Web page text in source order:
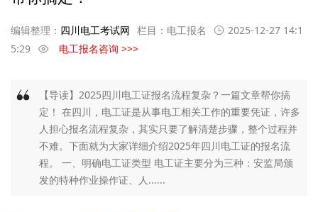
编辑整理： 四川电工考试网 栏目： 电工报名
2025-12-27 14:1
5:29
电工报名咨询 >>>
【导读】2025四川电工证报名流程复杂？一篇文章帮你搞
定！ 在四川，电工证是从事电工相关工作的重要凭证，许多
人担心报名流程复杂，其实只要了解清楚步骤，整个过程并
不难。下面就为大家详细介绍2025年四川电工证的报名流
程。 一、明确电工证类型 电工证主要分为三种：安监局颁
发的特种作业操作证、人......